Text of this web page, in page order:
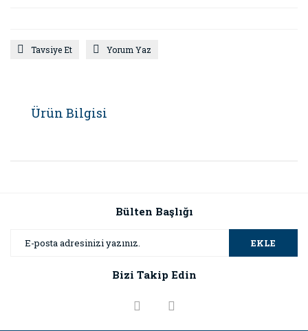
Tavsiye Et Yorum Yaz
Ürün Bilgisi
Bülten Başlığı
EKLE
Bizi Takip Edin